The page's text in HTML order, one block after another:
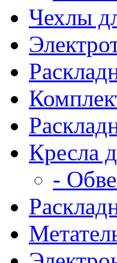
Чехлы
Кресла
-